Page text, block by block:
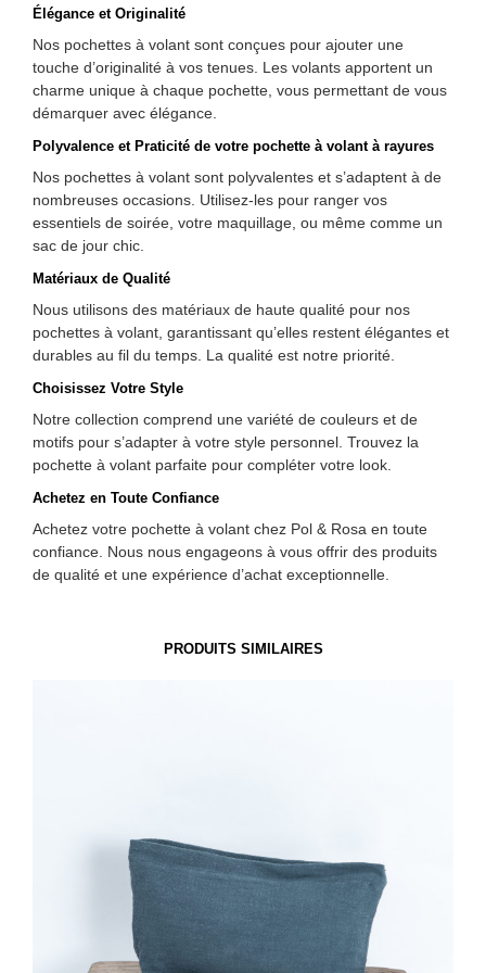
Élégance et Originalité
Nos pochettes à volant sont conçues pour ajouter une
touche d’originalité à vos tenues. Les volants apportent un
charme unique à chaque pochette, vous permettant de vous
démarquer avec élégance.
Polyvalence et Praticité de votre pochette à volant à rayures
Nos pochettes à volant sont polyvalentes et s’adaptent à de
nombreuses occasions. Utilisez-les pour ranger vos
essentiels de soirée, votre maquillage, ou même comme un
sac de jour chic.
Matériaux de Qualité
Nous utilisons des matériaux de haute qualité pour nos
pochettes à volant, garantissant qu’elles restent élégantes et
durables au fil du temps. La qualité est notre priorité.
Choisissez Votre Style
Notre collection comprend une variété de couleurs et de
motifs pour s’adapter à votre style personnel. Trouvez la
pochette à volant parfaite pour compléter votre look.
Achetez en Toute Confiance
Achetez votre pochette à volant chez Pol & Rosa en toute
confiance. Nous nous engageons à vous offrir des produits
de qualité et une expérience d’achat exceptionnelle.
PRODUITS SIMILAIRES